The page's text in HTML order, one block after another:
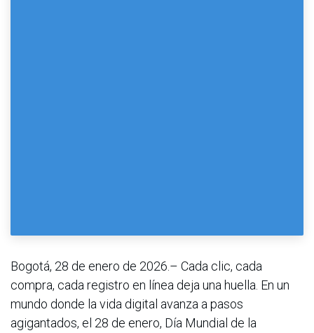
Bogotá, 28 de enero de 2026.– Cada clic, cada
compra, cada registro en línea deja una huella. En un
mundo donde la vida digital avanza a pasos
agigantados, el 28 de enero, Día Mundial de la